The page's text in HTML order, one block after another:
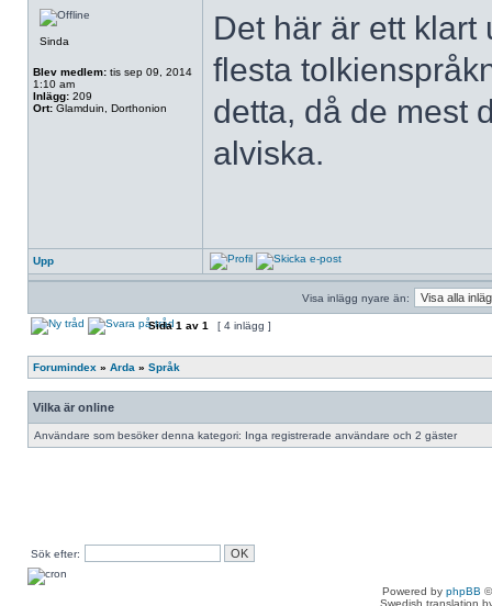
Sinda
Blev medlem: tis sep 09, 2014
1:10 am
Inlägg: 209
Ort: Glamduin, Dorthonion
Det här är ett klart
flesta
detta, då de mest
alviska.
Upp
Visa inlägg nyare än:
Sida1 av 1 [ 4 inlägg ]
Forumindex » Arda » Språk
Vilka är online
Användare som besöker denna kategori: Inga registrerade användare och 2 gäster
Sök efter:
Powered by phpBB
Swedish translation